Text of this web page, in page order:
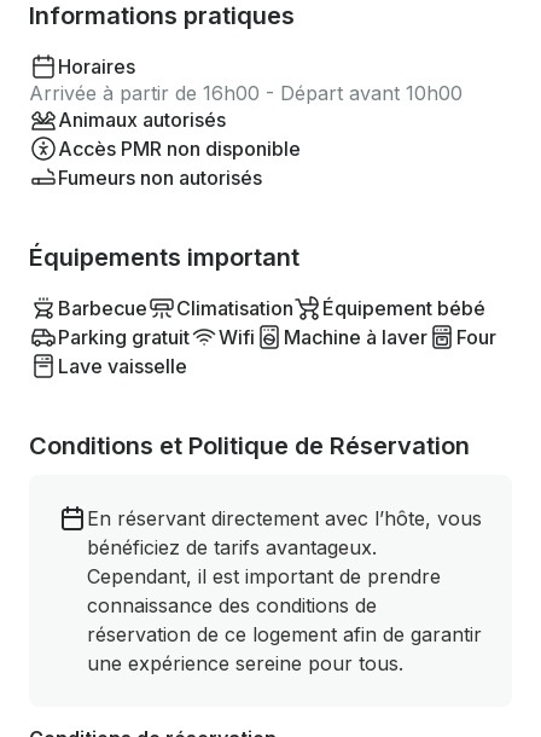
Informations pratiques
Horaires
Arrivée à partir de 16h00 - Départ avant 10h00
Animaux autorisés
Accès PMR non disponible
Fumeurs non autorisés
Équipements important
Barbecue Climatisation
Équipement bébé
Parking gratuit
Wifi Machine à laver
Four
Lave vaisselle
Conditions et Politique de Réservation
En réservant directement avec l’hôte, vous
bénéficiez de tarifs avantageux.
Cependant, il est important de prendre
connaissance des conditions de
réservation de ce logement afin de garantir
une expérience sereine pour tous.